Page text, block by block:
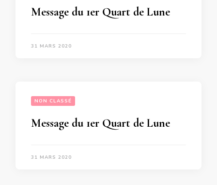
31 MARS 2020
NON CLASSÉ
31 MARS 2020